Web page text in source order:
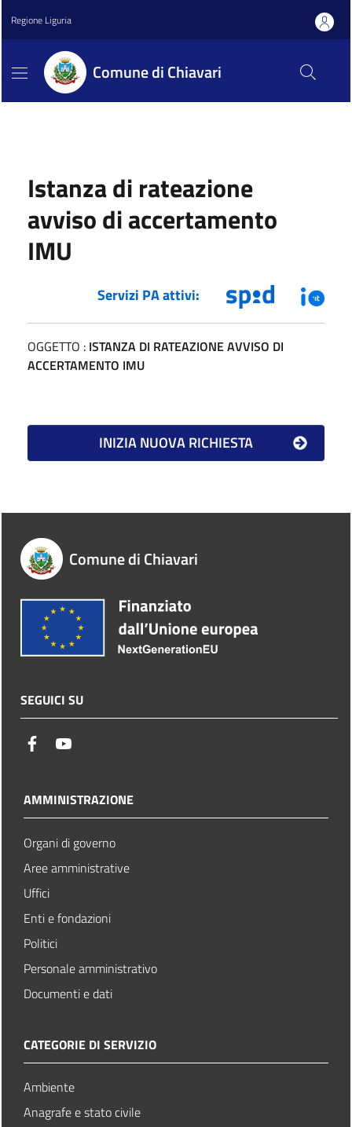
Regione Liguria
Comune di Chiavari
Istanza di rateazione
avviso di accertamento
IMU
Servizi PA attivi:
OGGETTO : ISTANZA DI RATEAZIONE AVVISO DI
ACCERTAMENTO IMU
Comune di Chiavari
SEGUICI SU
facebook
AMMINISTRAZIONE
Organi di governo
Aree amministrative
Uffici
Enti e fondazioni
Politici
Personale amministrativo
Documenti e dati
CATEGORIE DI SERVIZIO
Ambiente
Anagrafe e stato civile